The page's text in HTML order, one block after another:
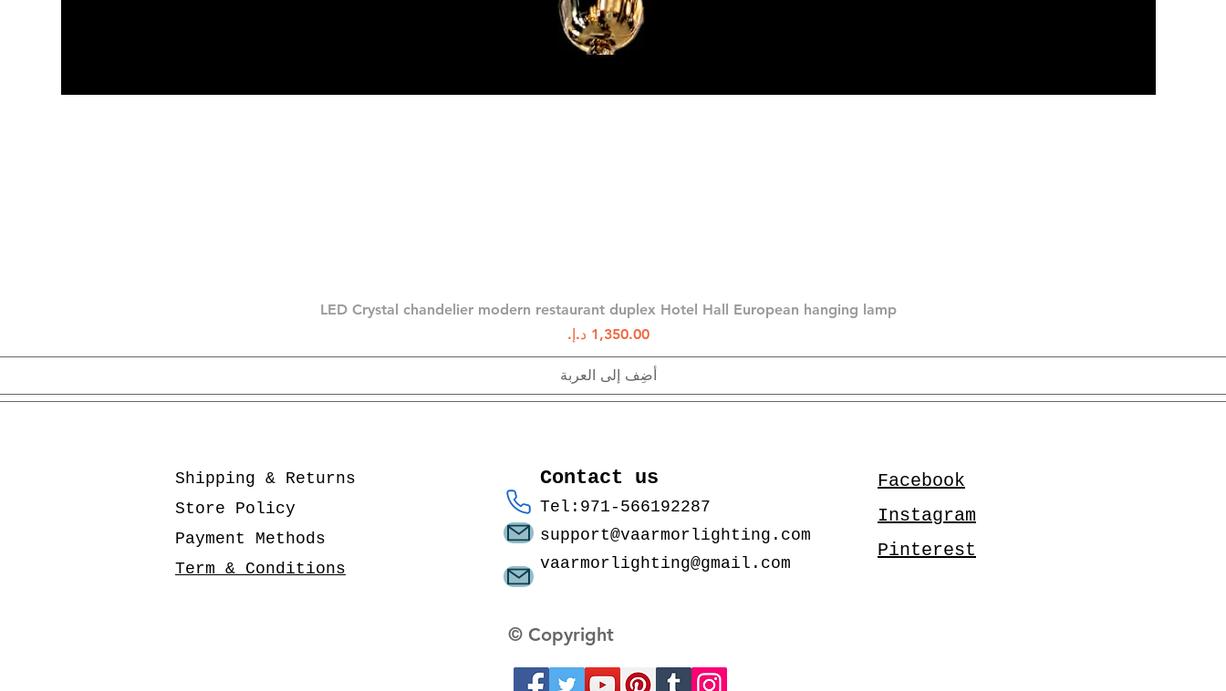
العرض السريع
LED Crystal chandelier modern restaurant duplex Hotel Hall European hanging lamp
السعر
أضِف إلى العربة
Shipping & Returns
Store Policy
Payment Methods
Term & Conditions
Contact us
Tel:971-566192287
support@vaarmorlighting.com
vaarmorlighting@gmail.com
Facebook
Instagram
Pinterest
© Copyright